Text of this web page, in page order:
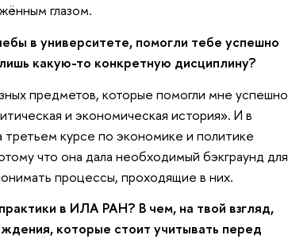
глазом.
в университете, помогли тебе успешно
какую-то конкретную дисциплину?
предметов, которые помогли мне успешно
и экономическая история». И в
курсе по экономике и политике
что она дала необходимый бэкграунд для
процессы, проходящие в них.
в ИЛА РАН? В чем, на твой взгляд,
которые стоит учитывать перед